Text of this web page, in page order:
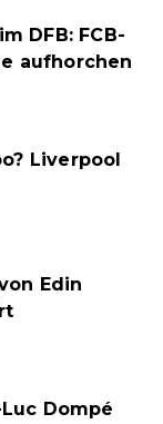
DFB: FCB-
aufhorchen
Liverpool
Edin
Dompé